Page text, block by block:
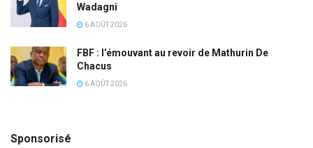
Wadagni
6 AOÛT 2026
FBF : l’émouvant au revoir de Mathurin De
Chacus
6 AOÛT 2026
Sponsorisé